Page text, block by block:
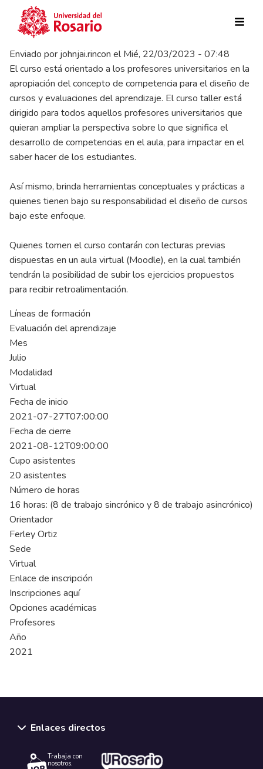
Pasar al contenido principal
Enviado por johnjai.rincon elMié, 22/03/2023 - 07:48
El curso está orientado a los profesores universitarios en la
apropiación del concepto de competencia para el diseño de
cursos y evaluaciones del aprendizaje. El curso taller está
dirigido para todos aquellos profesores universitarios que
quieran ampliar la perspectiva sobre lo que significa el
desarrollo de competencias en el aula, para impactar en el
saber hacer de los estudiantes.
Así mismo, brinda herramientas conceptuales y prácticas a
quienes tienen bajo su responsabilidad el diseño de cursos
bajo este enfoque.
Quienes tomen el curso contarán con lecturas previas
dispuestas en un aula virtual (Moodle), en la cual también
tendrán la posibilidad de subir los ejercicios propuestos
para recibir retroalimentación.
Líneas de formación
Evaluación del aprendizaje
Mes
Julio
Modalidad
Virtual
Fecha de inicio
2021-07-27T07:00:00
Fecha de cierre
2021-08-12T09:00:00
Cupo asistentes
20 asistentes
Número de horas
16 horas: (8 de trabajo sincrónico y 8 de trabajo asincrónico)
Orientador
Ferley Ortiz
Sede
Virtual
Enlace de inscripción
Inscripciones aquí
Opciones académicas
Profesores
Año
2021
Enlaces directos
Trabaja con
nosotros.